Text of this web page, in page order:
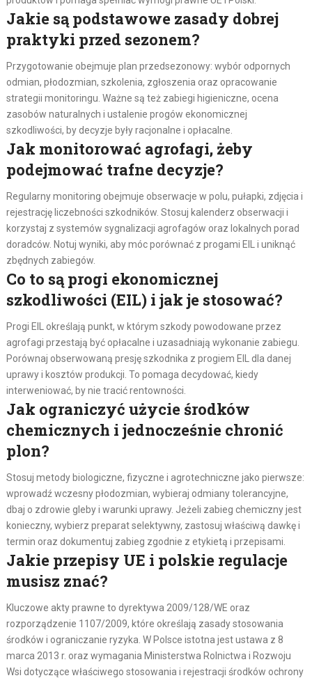
Jakie są podstawowe zasady dobrej
praktyki przed sezonem?
Przygotowanie obejmuje plan przedsezonowy: wybór odpornych
odmian, płodozmian, szkolenia, zgłoszenia oraz opracowanie
strategii monitoringu. Ważne są też zabiegi higieniczne, ocena
zasobów naturalnych i ustalenie progów ekonomicznej
szkodliwości, by decyzje były racjonalne i opłacalne.
Jak monitorować agrofagi, żeby
podejmować trafne decyzje?
Regularny monitoring obejmuje obserwacje w polu, pułapki, zdjęcia i
rejestrację liczebności szkodników. Stosuj kalenderz obserwacji i
korzystaj z systemów sygnalizacji agrofagów oraz lokalnych porad
doradców. Notuj wyniki, aby móc porównać z progami EIL i uniknąć
zbędnych zabiegów.
Co to są progi ekonomicznej
szkodliwości (EIL) i jak je stosować?
Progi EIL określają punkt, w którym szkody powodowane przez
agrofagi przestają być opłacalne i uzasadniają wykonanie zabiegu.
Porównaj obserwowaną presję szkodnika z progiem EIL dla danej
uprawy i kosztów produkcji. To pomaga decydować, kiedy
interweniować, by nie tracić rentowności.
Jak ograniczyć użycie środków
chemicznych i jednocześnie chronić
plon?
Stosuj metody biologiczne, fizyczne i agrotechniczne jako pierwsze:
wprowadź wczesny płodozmian, wybieraj odmiany tolerancyjne,
dbaj o zdrowie gleby i warunki uprawy. Jeżeli zabieg chemiczny jest
konieczny, wybierz preparat selektywny, zastosuj właściwą dawkę i
termin oraz dokumentuj zabieg zgodnie z etykietą i przepisami.
Jakie przepisy UE i polskie regulacje
musisz znać?
Kluczowe akty prawne to dyrektywa 2009/128/WE oraz
rozporządzenie 1107/2009, które określają zasady stosowania
środków i ograniczanie ryzyka. W Polsce istotna jest ustawa z 8
marca 2013 r. oraz wymagania Ministerstwa Rolnictwa i Rozwoju
Wsi dotyczące właściwego stosowania i rejestracji środków ochrony